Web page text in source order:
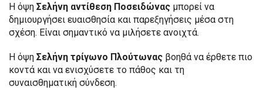
Η όψη Σελήνη αντίθεση Ποσειδώνας μπορεί να
δημιουργήσει ευαισθησία και παρεξηγήσεις μέσα στη
σχέση. Είναι σημαντικό να μιλήσετε ανοιχτά.
Η όψη Σελήνη τρίγωνο Πλούτωνας βοηθά να έρθετε πιο
κοντά και να ενισχύσετε το πάθος και τη
συναισθηματική σύνδεση.